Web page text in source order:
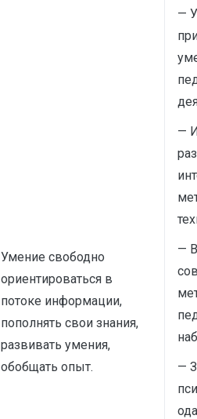
Умение свободно
ориентироваться в
потоке информации,
пополнять свои знания,
развивать умения,
обобщать опыт.
—
—
—
—